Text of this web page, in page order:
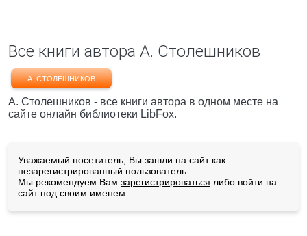
Все книги автора А. Столешников
А. СТОЛЕШНИКОВ
А. Столешников - все книги автора в одном месте на
сайте онлайн библиотеки LibFox.
Уважаемый посетитель, Вы зашли на сайт как
незарегистрированный пользователь.
Мы рекомендуем Вам зарегистрироваться либо войти на
сайт под своим именем.